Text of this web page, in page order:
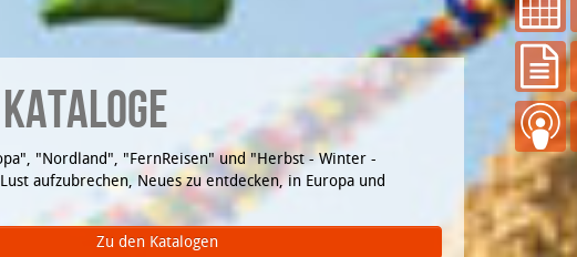
"Nordland", "FernReisen" und "Herbst - Winter -
aufzubrechen, Neues zu entdecken, in Europa und
Zu den Katalogen